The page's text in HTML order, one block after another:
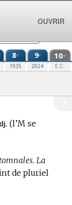
8e
1935
9e
2024
10e
E.C.
(l’M se
La
de pluriel
OUVRIR